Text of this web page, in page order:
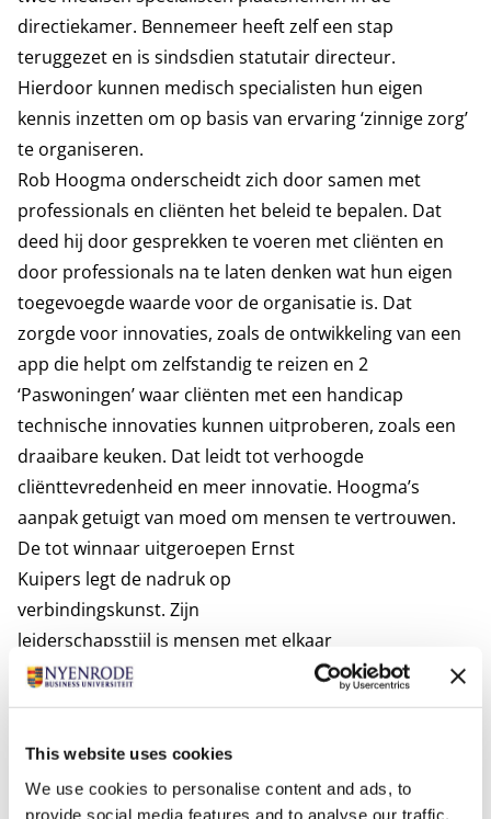
This website uses cookies
We use cookies to personalise content and ads, to
provide social media features and to analyse our traffic.
directiekamer. Bennemeer heeft zelf een stap
teruggezet en is sindsdien statutair directeur.
Hierdoor kunnen medisch specialisten hun eigen
kennis inzetten om op basis van ervaring ‘zinnige zorg’
te organiseren.
Rob Hoogma onderscheidt zich door samen met
professionals en cliënten het beleid te bepalen. Dat
deed hij door gesprekken te voeren met cliënten en
door professionals na te laten denken wat hun eigen
toegevoegde waarde voor de organisatie is. Dat
zorgde voor innovaties, zoals de ontwikkeling van een
app die helpt om zelfstandig te reizen en 2
‘Paswoningen’ waar cliënten met een handicap
technische innovaties kunnen uitproberen, zoals een
draaibare keuken. Dat leidt tot verhoogde
cliënttevredenheid en meer innovatie. Hoogma’s
aanpak getuigt van moed om mensen te vertrouwen.
De tot winnaar uitgeroepen Ernst
Kuipers legt de nadruk op
verbindingskunst. Zijn
leiderschapsstijl is mensen met elkaar
te verbinden en lijnen uit te zetten
voor de lange termijn. Hij vindt
verschillende partijen met elkaar te verbinden.
Daardoor heeft hij in korte tijd problemen omgezet in